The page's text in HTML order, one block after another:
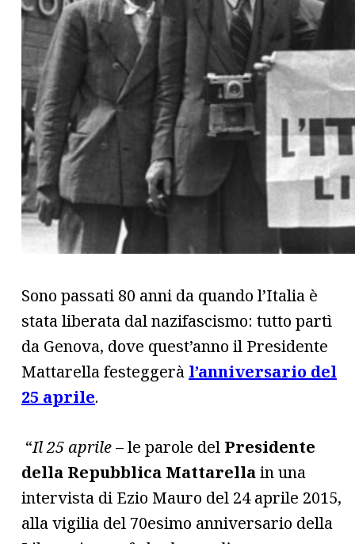
Sono passati 80 anni da quando l’Italia è
stata liberata dal nazifascismo: tutto partì
da Genova, dove quest’anno il Presidente
Mattarella festeggerà l’anniversario del
25 aprile.
“Il 25 aprile– le parole del Presidente
della Repubblica Mattarellain una
intervista di Ezio Mauro del 24 aprile 2015,
alla vigilia del 70esimo anniversario della